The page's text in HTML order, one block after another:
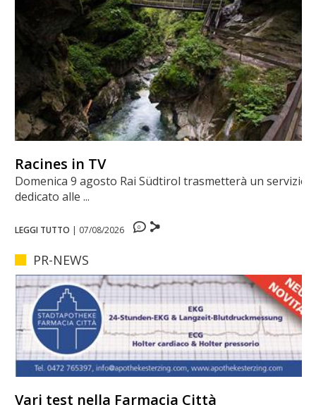
Racines in TV
Domenica 9 agosto Rai Südtirol trasmetterà un servizio
dedicato alle ...
LEGGI TUTTO | 07/08/2026 0
PR-NEWS
Vari test nella Farmacia Città